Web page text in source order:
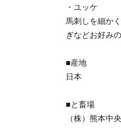
・ユッケ
馬刺しを細か
ぎなどお好み
■産地
日本
■と畜場
（株）熊本中